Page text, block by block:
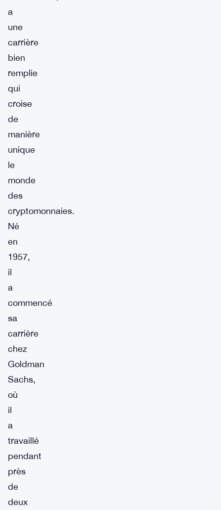
a
une
carrière
bien
remplie
qui
croise
de
manière
unique
le
monde
des
cryptomonnaies.
Né
en
1957,
il
a
commencé
sa
carrière
chez
Goldman
Sachs,
où
il
a
travaillé
pendant
près
de
deux